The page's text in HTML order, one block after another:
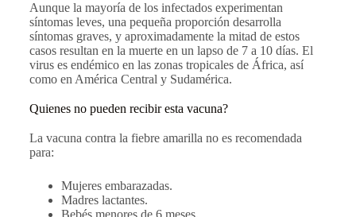
Aunque la mayoría de los infectados experimentan
síntomas leves, una pequeña proporción desarrolla
síntomas graves, y aproximadamente la mitad de estos
casos resultan en la muerte en un lapso de 7 a 10 días. El
virus es endémico en las zonas tropicales de África, así
como en América Central y Sudamérica.
Quienes no pueden recibir esta vacuna?
La vacuna contra la fiebre amarilla no es recomendada
para:
Mujeres embarazadas.
Madres lactantes.
Bebés menores de 6 meses.